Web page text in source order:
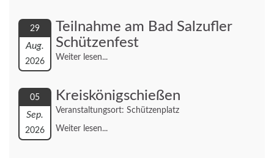
29
Aug.
2026
Teilnahme am Bad Salzufler
Schützenfest
Weiter lesen...
05
Sep.
2026
Kreiskönigschießen
Veranstaltungsort: Schützenplatz
Weiter lesen...